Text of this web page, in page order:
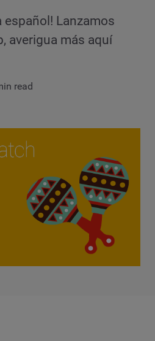
español! Lanzamos
averigua más aquí
read